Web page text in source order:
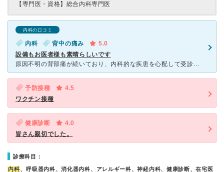
【専門医・資格】 総合内科専門医
内科の口コミ
内科 背中の痛み
5.0
設備もお医者様も素晴らしいです
原因不明の背部痛が続いており、内科的な疾患を心配して受診しました。2度受診し、それぞれ違う先生でしたが、どちらの先生も男性の比較的若めの先生でした。どちらの先生も話をしっかり聞いてくれ、こちらへの説明
予防接種
4.5
ワクチン接種
健康診断
4.0
皆さん親切でした。
診療科目：
内科、呼吸器内科、消化器内科、アレルギー科、神経内科、健康診断、在宅医